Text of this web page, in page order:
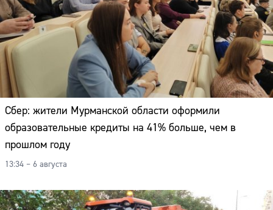
Сбер: жители Мурманской области оформили
образовательные кредиты на 41% больше, чем в
прошлом году
13:34 – 6 августа